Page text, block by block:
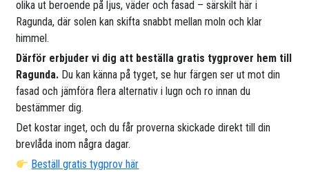
olika ut beroende på ljus, väder och fasad – särskilt här i
Ragunda, där solen kan skifta snabbt mellan moln och klar
himmel.
Därför erbjuder vi dig att beställa gratis tygprover hem till
Ragunda. Du kan känna på tyget, se hur färgen ser ut mot din
fasad och jämföra flera alternativ i lugn och ro innan du
bestämmer dig.
Det kostar inget, och du får proverna skickade direkt till din
brevlåda inom några dagar.
Beställ gratis tygprov här